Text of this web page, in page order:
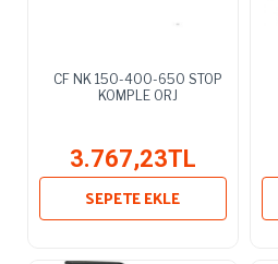
CF NK 150-400-650 STOP
KOMPLE ORJ
3.767,23TL
SEPETE EKLE